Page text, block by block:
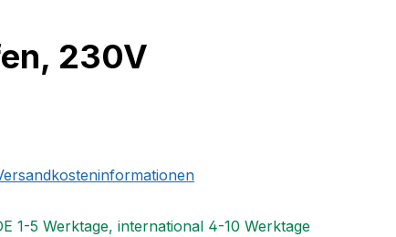
230V
1-5 Werktage, international 4-10 Werktage